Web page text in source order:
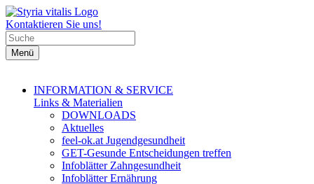
Kontaktieren Sie uns!
Menü
INFORMATION & SERVICE
Links & Materialien
DOWNLOADS
Aktuelles
feel-ok.at Jugendgesundheit
GET-Gesunde Entscheidungen treffen
Infoblätter Zahngesundheit
Infoblätter Ernährung